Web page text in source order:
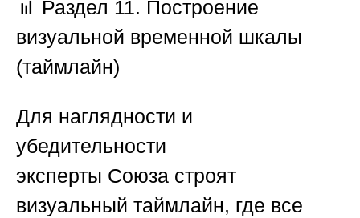
📊 Раздел 11. Построение
визуальной временной шкалы
(таймлайн)
Для наглядности и
убедительности
эксперты Союза строят
визуальный таймлайн, где все